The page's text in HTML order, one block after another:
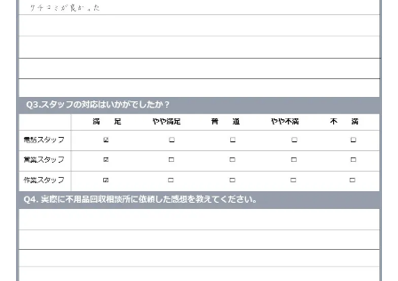
対応エリア
お客様の声
よくある質問